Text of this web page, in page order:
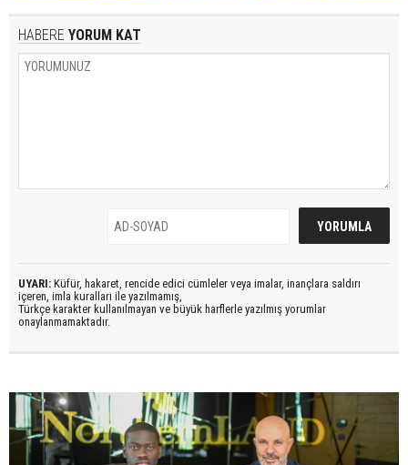
HABERE YORUM KAT
UYARI: Küfür, hakaret, rencide edici cümleler veya imalar, inançlara saldırı
içeren, imla kuralları ile yazılmamış,
Türkçe karakter kullanılmayan ve büyük harflerle yazılmış yorumlar
onaylanmamaktadır.